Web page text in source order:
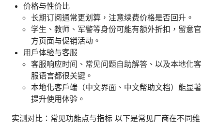
价格与性价比
长期订阅通常更划算，注意续费价格是否回升。
学生、教师、军警等身份可能有额外折扣，留意官
方页面与促销活动。
用户体验与客服
客服响应时间、常见问题自助解答、以及本地化客
服语言都很关键。
本地化客户端（中文界面、中文帮助文档）能显著
提升使用体验。
实测对比：常见功能点与指标 以下是常见厂商在不同维